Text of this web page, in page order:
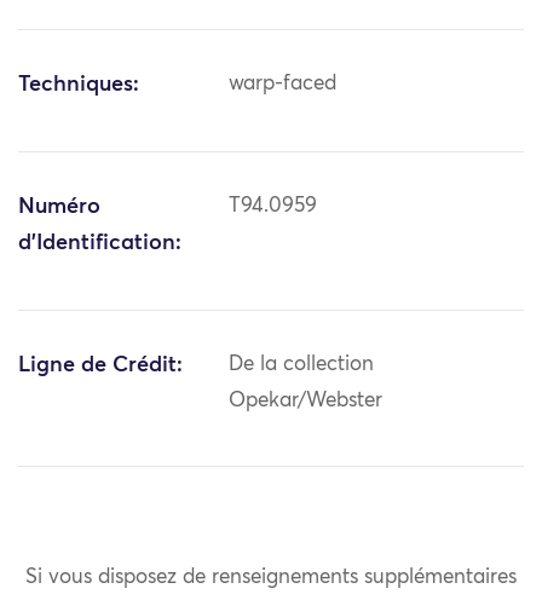
Techniques: warp-faced
Numéro
d'Identification:
T94.0959
Ligne de Crédit:
De la collection
Opekar/Webster
Si vous disposez de renseignements supplémentaires